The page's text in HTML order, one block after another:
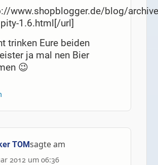
www.shopblogger.de/blog/
1.6.html[/url]
trinken Eure beiden
ja mal nen Bier
😉
TOMsagte am
2012 um 06:36